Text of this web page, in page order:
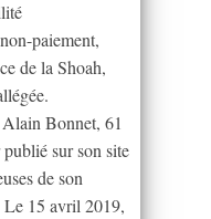
paiement,
de la Shoah,
Bonnet, 61
sur son site
de son
Le 15 avril 2019,